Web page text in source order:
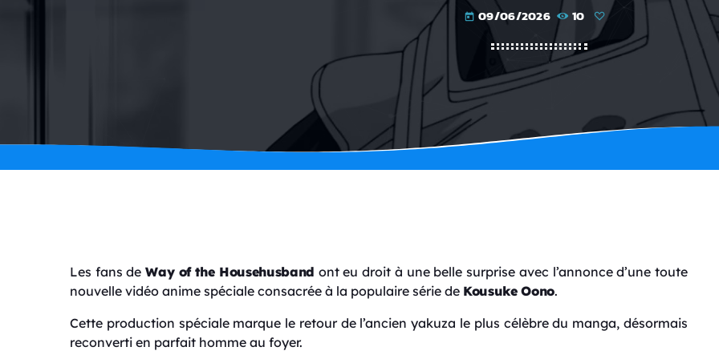
today 09/06/2026 10
Les fans deWay of the Househusband ont eu droit à une belle surprise avec l’annonce d’une toute
nouvelle vidéo anime spéciale consacrée à la populaire série de Kousuke Oono.
Cette production spéciale marque le retour de l’ancien yakuza le plus célèbre du manga, désormais
reconverti en parfait homme au foyer.